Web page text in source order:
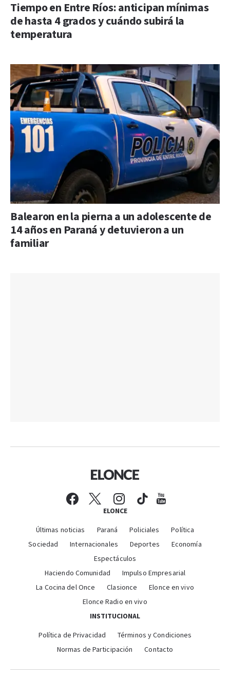
Tiempo en Entre Ríos: anticipan mínimas
de hasta 4 grados y cuándo subirá la
temperatura
Balearon en la pierna a un adolescente de
14 años en Paraná y detuvieron a un
familiar
ELONCE
Últimas noticias Paraná Policiales
Política
Sociedad
Internacionales Deportes
Economía
Espectáculos
Haciendo Comunidad
Impulso Empresarial
La Cocina del Once
Clasionce
Elonce en vivo
Elonce Radio en vivo
INSTITUCIONAL
Política de Privacidad
Términos y Condiciones
Normas de Participación
Contacto